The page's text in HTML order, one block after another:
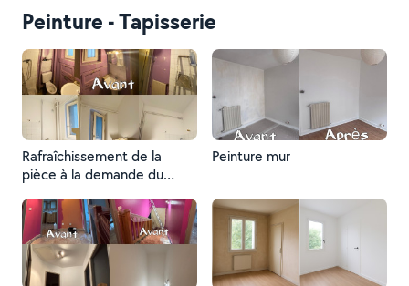
Peinture - Tapisserie
Rafraîchissement de la
pièce à la demande du
Peinture mur